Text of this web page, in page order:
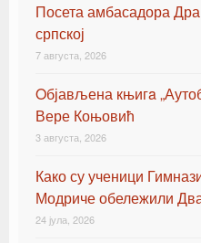
Посета амбасадора
српској
7 августа, 2026
Oбјављена књигa
Вере Коњовић
3 августа, 2026
Како су ученици
Модриче обележили
24 јула, 2026